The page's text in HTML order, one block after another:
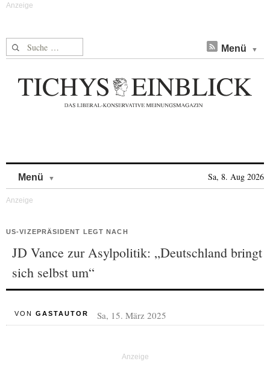
Suche nach: Menü
Menü Sa, 8. Aug 2026
US-VIZEPRÄSIDENT LEGT NACH
JD Vance zur Asylpolitik: „Deutschland bringt
sich selbst um“
VON GASTAUTOR Sa, 15. März 2025